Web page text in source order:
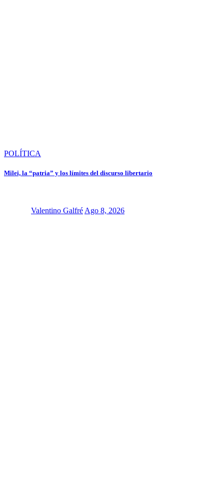
POLÍTICA
Milei, la “patria” y los límites del discurso libertario
Valentino GalfréAgo 8, 2026